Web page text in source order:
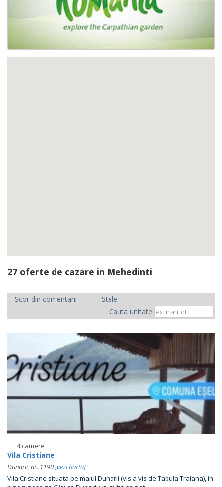
27 oferte de cazare in Mehedinti
Scor din comentarii
Stele
Cauta unitate
4 camere
Vila Cristiane
Dunarii, nr. 1190[vezi harta]
Vila Cristiane situata pe malul Dunarii (vis a vis de Tabula Traiana), in